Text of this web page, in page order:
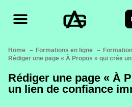
Home Formations en ligne
Rédiger une page « À Propos » qui crée
Rédiger une page « À
un lien de confiance